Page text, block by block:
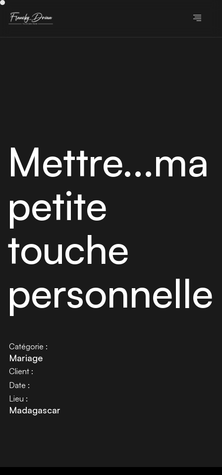
Mettre...ma
petite
touche
personnelle
Catégorie :
Mariage
Client :
Date :
Lieu :
Madagascar